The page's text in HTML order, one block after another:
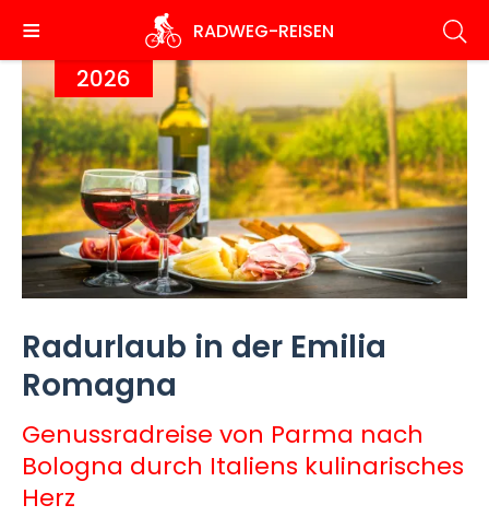
zum
Inhalt
RADWEG-REISEN
2026
Radurlaub in der Emilia
Romagna
Genussradreise von Parma nach
Bologna durch Italiens kulinarisches
Herz